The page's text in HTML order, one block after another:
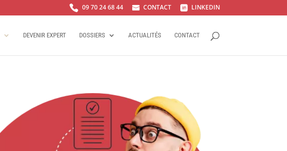
 09 70 24 68 44  CONTACT  LINKEDIN
DEVENIR EXPERT DOSSIERS ACTUALITÉS CONTACT